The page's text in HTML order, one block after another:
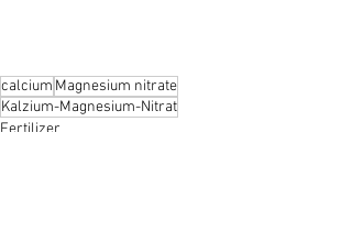
calcium Magnesium nitrate
Kalzium-Magnesium-Nitrat
Fertilizer